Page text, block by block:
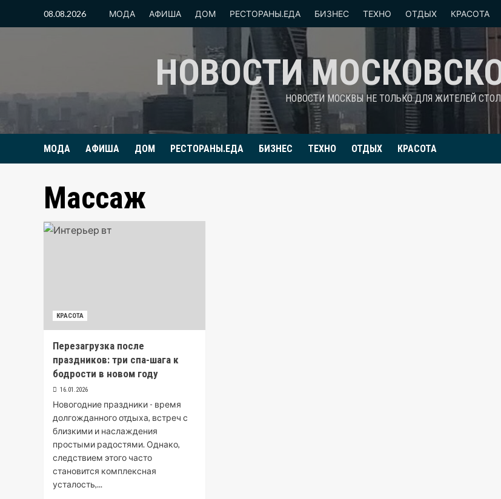
08.08.2026 МОДА АФИША ДОМ РЕСТОРАНЫ.ЕДА БИЗНЕС ТЕХНО ОТДЫХ КРАСОТА
НОВОСТИ
НОВОСТИ МОСКВЫ НЕ ТОЛЬКО ДЛЯ ЖИТЕЛЕЙ
МОДА АФИША ДОМ РЕСТОРАНЫ.ЕДА БИЗНЕС ТЕХНО ОТДЫХ КРАСОТА
Массаж
КРАСОТА
Перезагрузка после
праздников: три спа-шага к
бодрости в новом году
16.01.2026
Новогодние праздники - время
долгожданного отдыха, встреч с
близкими и наслаждения
простыми радостями. Однако,
следствием этого часто
становится комплексная
усталость,...